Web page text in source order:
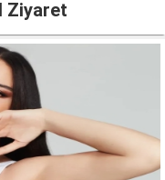
Ziyaret